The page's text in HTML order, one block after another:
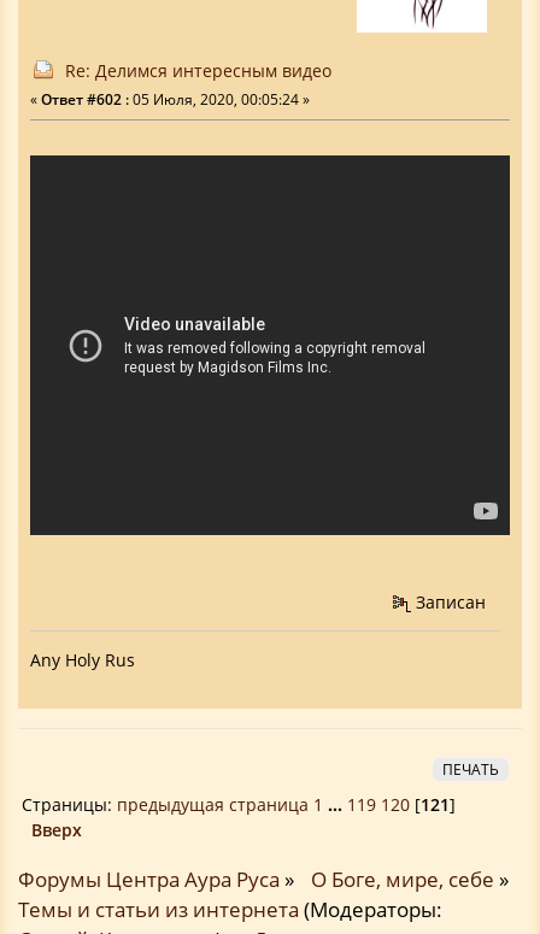
Re: Делимся интересным видео
«Ответ #602 :05 Июля, 2020, 00:05:24 »
Записан
Any Holy Rus
ПЕЧАТЬ
Страницы: предыдущая страница 1 ... 119 120[121]
Вверх
Форумы Центра Аура Руса » О Боге, мире, себе »
Темы и статьи из интернета (Модераторы: